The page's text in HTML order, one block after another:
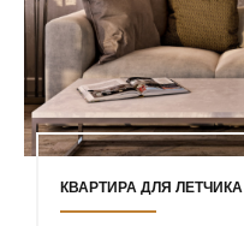
КВАРТИРА ДЛЯ ЛЕТЧИКА